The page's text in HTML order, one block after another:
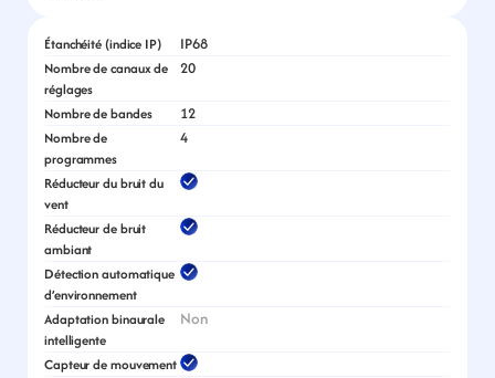
Étanchéité (indice IP) IP68
Nombre de canaux de
réglages
20
Nombre de bandes 12
Nombre de
programmes
4
Réducteur du bruit du
vent
Réducteur de bruit
ambiant
Détection automatique
d’environnement
Adaptation binaurale
intelligente
Non
Capteur de mouvement